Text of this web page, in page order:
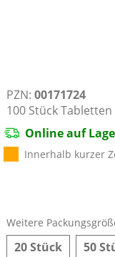
PZN: 00171724
100 Stück Tabletten
Online auf
Innerhalb kurzer
Weitere
20 Stück 50